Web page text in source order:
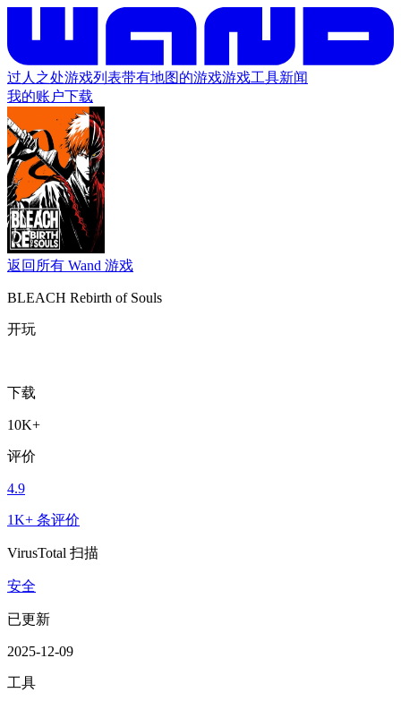
过人之处游戏列表带有地图的游戏游戏工具新闻
我的账户下载
返回所有 Wand 游戏
BLEACH Rebirth of Souls
开玩
下载
10K+
评价
4.9
1K+ 条评价
VirusTotal 扫描
安全
已更新
2025-12-09
工具